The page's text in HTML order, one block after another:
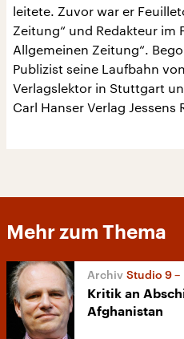
leitete. Zuvor war er
Zeitung“ und Redakteur im
Allgemeinen Zeitung“.
Publizist seine Laufbahn
Verlagslektor in Stuttgart
Carl Hanser Verlag Jessens
Mehr zum Thema
Studio 9 –
Kritik an
Afghanistan